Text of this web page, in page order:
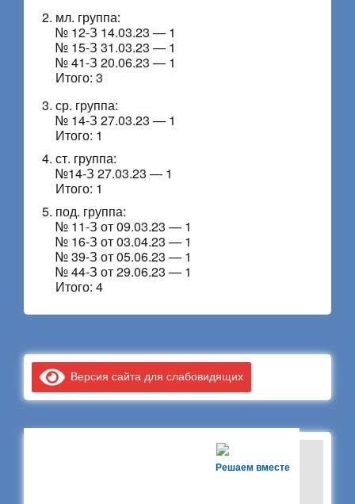
мл. группа:
№ 12-З 14.03.23 — 1
№ 15-З 31.03.23 — 1
№ 41-З 20.06.23 — 1
Итого: 3
ср. группа:
№ 14-З 27.03.23 — 1
Итого: 1
ст. группа:
№14-З 27.03.23 — 1
Итого: 1
под. группа:
№ 11-З от 09.03.23 — 1
№ 16-З от 03.04.23 — 1
№ 39-З от 05.06.23 — 1
№ 44-З от 29.06.23 — 1
Итого: 4
Версия сайта для слабовидящих
Решаем вместе